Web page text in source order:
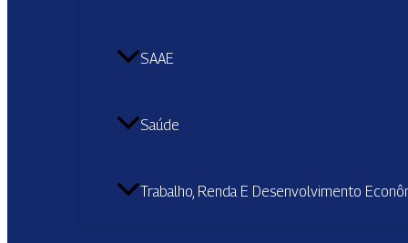
SAAE
Saúde
Trabalho, Renda E Desenvolvimento